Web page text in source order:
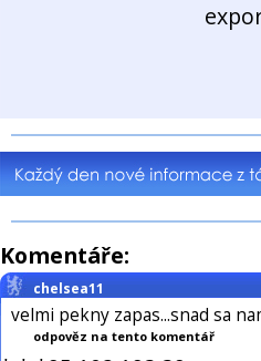
Komentáře:
chelsea11
velmi pekny zapas...snad sa
odpověz na tento komentář